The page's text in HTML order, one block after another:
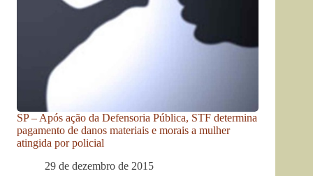
SP – Após ação da Defensoria Pública, STF determina
pagamento de danos materiais e morais a mulher
atingida por policial
29 de dezembro de 2015